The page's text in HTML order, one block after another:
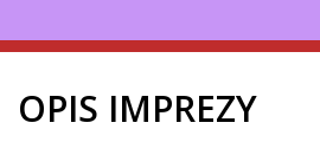
OPIS IMPREZY